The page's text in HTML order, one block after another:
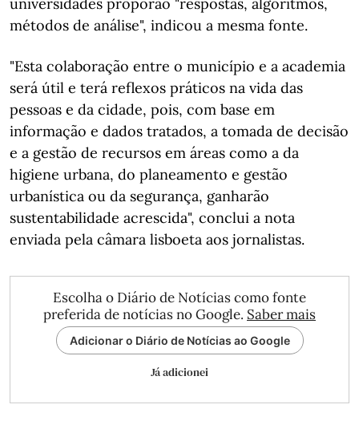
métodos de análise", indicou a mesma fonte.
"Esta colaboração entre o município e a academia
será útil e terá reflexos práticos na vida das
pessoas e da cidade, pois, com base em
informação e dados tratados, a tomada de decisão
e a gestão de recursos em áreas como a da
higiene urbana, do planeamento e gestão
urbanística ou da segurança, ganharão
sustentabilidade acrescida", conclui a nota
enviada pela câmara lisboeta aos jornalistas.
Escolha o Diário de Notícias como fonte
preferida de notícias no Google. Saber mais
Adicionar o Diário de Notícias ao Google
Já adicionei